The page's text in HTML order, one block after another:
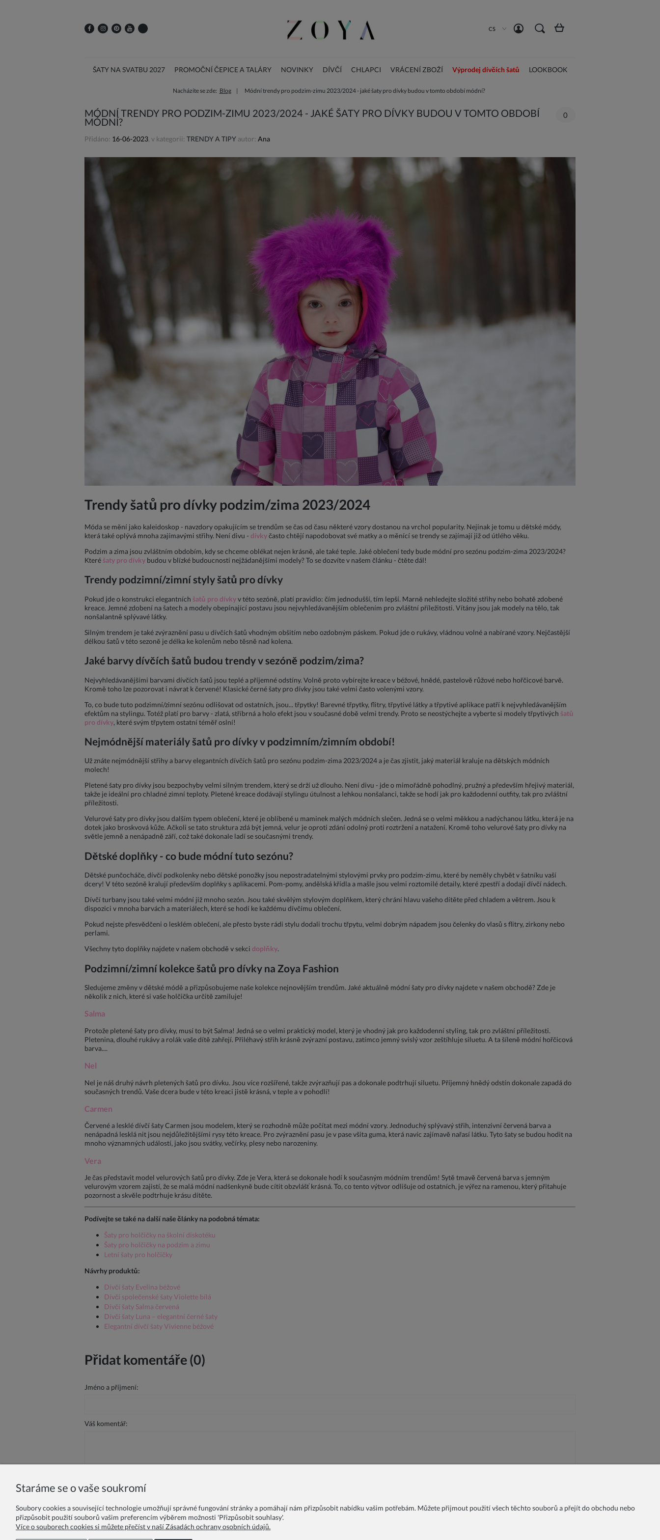
CS
ŠATY NA SVATBU 2027 PROMOČNÍ ČEPICE A TALÁRY NOVINKY DÍVČÍ CHLAPCI VRÁCENÍ ZBOŽÍ Výprodej dívčích šatů LOOKBOOK
Nacházíte se zde: Blog Módní trendy pro podzim-zimu 2023/2024 - jaké šaty pro dívky budou v tomto období módní?
MÓDNÍ TRENDY PRO PODZIM-ZIMU 2023/2024 - JAKÉ ŠATY PRO DÍVKY BUDOU V TOMTO OBDOBÍ
MÓDNÍ?
0
Přidáno: 16-06-2023, v kategorii: TRENDY A TIPY autor: Ana
Trendy šatů pro dívky podzim/zima 2023/2024
Móda se mění jako kaleidoskop - navzdory opakujícím se trendům se čas od času některé vzory dostanou na vrchol popularity. Nejinak je tomu u dětské módy,
která také oplývá mnoha zajímavými střihy. Není divu - dívkyčasto chtějí napodobovat své matky a o měnící se trendy se zajímají již od útlého věku.
Podzim a zima jsou zvláštním obdobím, kdy se chceme oblékat nejen krásně, ale také teple. Jaké oblečení tedy bude módní pro sezónu podzim-zima 2023/2024?
Které šaty pro dívky budou v blízké budoucnosti nejžádanějšími modely? To se dozvíte v našem článku - čtěte dál!
Trendy podzimní/zimní styly šatů pro dívky
Pokud jde o konstrukci elegantních šatů pro dívkyv této sezóně, platí pravidlo: čím jednodušší, tím lepší. Marně nehledejte složité střihy nebo bohatě zdobené
kreace. Jemné zdobení na šatech a modely obepínající postavu jsou nejvyhledávanějším oblečením pro zvláštní příležitosti. Vítány jsou jak modely na tělo, tak
nonšalantně splývavé látky.
Silným trendem je také zvýraznění pasu u dívčích šatů vhodným obšitím nebo ozdobným páskem. Pokud jde o rukávy, vládnou volné a nabírané vzory. Nejčastější
délkou šatů v této sezoně je délka ke kolenům nebo těsně nad kolena.
Jaké barvy dívčích šatů budou trendy v sezóně podzim/zima?
Nejvyhledávanějšími barvami dívčích šatů jsou teplé a příjemné odstíny. Volně proto vybírejte kreace v béžové, hnědé, pastelově růžové nebo hořčicové barvě.
Kromě toho lze pozorovat i návrat k červené! Klasické černé šaty pro dívky jsou také velmi často volenými vzory.
To, co bude tuto podzimní/zimní sezónu odlišovat od ostatních, jsou... třpytky! Barevné třpytky, flitry, třpytivé látky a třpytivé aplikace patří k nejvyhledávanějším
efektům na stylingu. Totéž platí pro barvy - zlatá, stříbrná a holo efekt jsou v současné době velmi trendy. Proto se neostýchejte a vyberte si modely třpytivých šatů
pro dívky, které svým třpytem ostatní téměř oslní!
Nejmódnější materiály šatů pro dívky v podzimním/zimním období!
Už znáte nejmódnější střihy a barvy elegantních dívčích šatů pro sezónu podzim-zima 2023/2024 a je čas zjistit, jaký materiál kraluje na dětských módních
molech!
Pletené šaty pro dívky jsou bezpochyby velmi silným trendem, který se drží už dlouho. Není divu - jde o mimořádně pohodlný, pružný a především hřejivý materiál,
takže je ideální pro chladné zimní teploty. Pletené kreace dodávají stylingu útulnost a lehkou nonšalanci, takže se hodí jak pro každodenní outfity, tak pro zvláštní
příležitosti.
Velurové šaty pro dívky jsou dalším typem oblečení, které je oblíbené u maminek malých módních slečen. Jedná se o velmi měkkou a nadýchanou látku, která je na
dotek jako broskvová kůže. Ačkoli se tato struktura zdá být jemná, velur je oproti zdání odolný proti roztržení a natažení. Kromě toho velurové šaty pro dívky na
světle jemně a nenápadně září, což také dokonale ladí se současnými trendy.
Dětské doplňky - co bude módní tuto sezónu?
Dětské punčocháče, dívčí podkolenky nebo dětské ponožky jsou nepostradatelnými stylovými prvky pro podzim-zimu, které by neměly chybět v šatníku vaší
dcery! V této sezóně kralují především doplňky s aplikacemi. Pom-pomy, andělská křídla a mašle jsou velmi roztomilé detaily, které zpestří a dodají dívčí nádech.
Dívčí turbany jsou také velmi módní již mnoho sezón. Jsou také skvělým stylovým doplňkem, který chrání hlavu vašeho dítěte před chladem a větrem. Jsou k
dispozici v mnoha barvách a materiálech, které se hodí ke každému dívčímu oblečení.
Pokud nejste přesvědčeni o lesklém oblečení, ale přesto byste rádi stylu dodali trochu třpytu, velmi dobrým nápadem jsou čelenky do vlasů s flitry, zirkony nebo
perlami.
Všechny tyto doplňky najdete v našem obchodě v sekci doplňky.
Podzimní/zimní kolekce šatů pro dívky na Zoya Fashion
Sledujeme změny v dětské módě a přizpůsobujeme naše kolekce nejnovějším trendům. Jaké aktuálně módní šaty pro dívky najdete v našem obchodě? Zde je
několik z nich, které si vaše holčička určitě zamiluje!
Salma
Protože pletené šaty pro dívky, musí to být Salma! Jedná se o velmi praktický model, který je vhodný jak pro každodenní styling, tak pro zvláštní příležitosti.
Pletenina, dlouhé rukávy a rolák vaše dítě zahřejí. Přiléhavý střih krásně zvýrazní postavu, zatímco jemný svislý vzor zeštíhluje siluetu. A ta šíleně módní hořčicová
barva....
Nel
Nel je náš druhý návrh pletených šatů pro dívku. Jsou více rozšířené, takže zvýrazňují pas a dokonale podtrhují siluetu. Příjemný hnědý odstín dokonale zapadá do
současných trendů. Vaše dcera bude v této kreaci jistě krásná, v teple a v pohodlí!
Carmen
Červené a lesklé dívčí šaty Carmen jsou modelem, který se rozhodně může počítat mezi módní vzory. Jednoduchý splývavý střih, intenzivní červená barva a
nenápadná lesklá nit jsou nejdůležitějšími rysy této kreace. Pro zvýraznění pasu je v pase všita guma, která navíc zajímavě nařasí látku. Tyto šaty se budou hodit na
mnoho významných událostí, jako jsou svátky, večírky, plesy nebo narozeniny.
Vera
Je čas představit model velurových šatů pro dívky. Zde je Vera, která se dokonale hodí k současným módním trendům! Sytě tmavě červená barva s jemným
velurovým vzorem zajistí, že se malá módní nadšenkyně bude cítit obzvlášť krásná. To, co tento výtvor odlišuje od ostatních, je výřez na ramenou, který přitahuje
pozornost a skvěle podtrhuje krásu dítěte.
Podívejte se také na další naše články na podobná témata:
Šaty pro holčičky na školní diskotéku
Šaty pro holčičky na podzim a zimu
Letní šaty pro holčičky
Návrhy produktů:
Dívčí šaty Evelina béžové
Dívčí společenské šaty Violette bílá
Dívčí šaty Salma červená
Dívčí šaty Luna – elegantní černé šaty
Elegantní dívčí šaty Vivienne béžové
Přidat komentáře (0)
Jméno a příjmení:
Váš komentář:
Odeslat
Staráme se o vaše soukromí
Soubory cookies a související technologie umožňují správné fungování stránky a pomáhají nám přizpůsobit nabídku vašim potřebám. Můžete přijmout použití všech těchto souborů a přejít do obchodu nebo
přizpůsobit použití souborů vašim preferencím výběrem možnosti 'Přizpůsobit souhlasy'.
Více o souborech cookies si můžete přečíst v naší Zásadách ochrany osobních údajů.